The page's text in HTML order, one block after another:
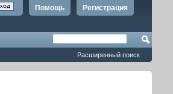
Регистрация
Помощь
Расширенный поиск